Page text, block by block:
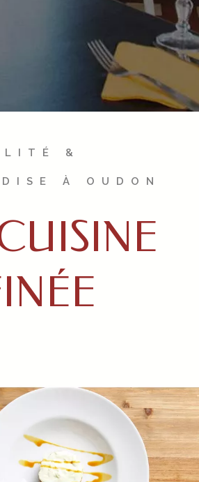
&
À OUDON